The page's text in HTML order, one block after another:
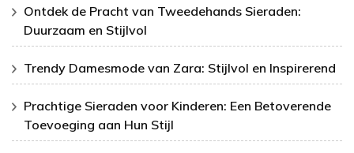
Ontdek de Pracht van Tweedehands Sieraden:
Duurzaam en Stijlvol
Trendy Damesmode van Zara: Stijlvol en Inspirerend
Prachtige Sieraden voor Kinderen: Een Betoverende
Toevoeging aan Hun Stijl